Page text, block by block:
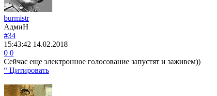
burmistr
АдмиН
#34
15:43:42 14.02.2018
0 0
Сейчас еще электронное голосование запустят и заживем))
“ Цитировать